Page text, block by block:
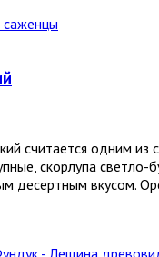
считается одним из
скорлупа светло-
десертным вкусом.